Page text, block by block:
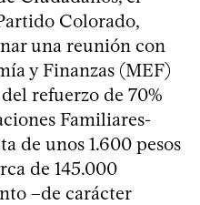
Colorado,
una reunión con
y Finanzas (MEF)
refuerzo de 70%
Familiares-
de unos 1.600 pesos
de 145.000
–de carácter